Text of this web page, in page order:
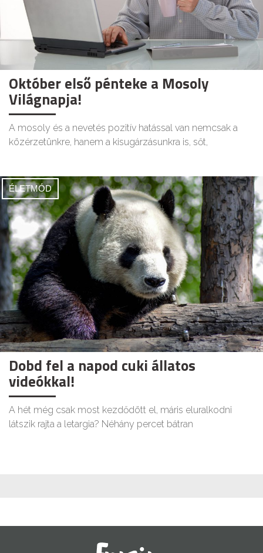
Október első pénteke a Mosoly
Világnapja!
A mosoly és a nevetés pozitív hatással van nemcsak a
közérzetünkre, hanem a kisugárzásunkra is, sőt,
ÉLETMÓD
Dobd fel a napod cuki állatos
videókkal!
A hét még csak most kezdődött el, máris eluralkodni
látszik rajta a letargia? Néhány percet bátran